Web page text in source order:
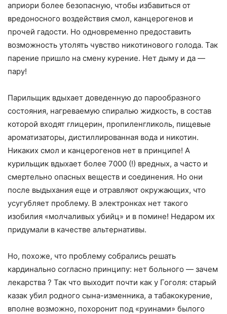
априори более безопасную, чтобы избавиться от
вредоносного воздействия смол, канцерогенов и
прочей гадости. Но одновременно предоставить
возможность утолять чувство никотинового голода. Так
парение пришло на смену курение. Нет дыму и да —
пару!
Парильщик вдыхает доведенную до парообразного
состояния, нагреваемую спиралью жидкость, в состав
которой входят глицерин, пропиленгликоль, пищевые
ароматизаторы, дистиллированная вода и никотин.
Никаких смол и канцерогенов нет в принципе! А
курильщик вдыхает более 7000 (!) вредных, а часто и
смертельно опасных веществ и соединения. Но они
после выдыхания еще и отравляют окружающих, что
усугубляет проблему. В электронках нет такого
изобилия «молчаливых убийц» и в помине! Недаром их
придумали в качестве альтернативы.
Но, похоже, что проблему собрались решать
кардинально согласно принципу: нет больного — зачем
лекарства ? Так что выходит почти как у Гоголя: старый
казак убил родного сына-изменника, а табакокурение,
вполне возможно, похоронит под «руинами» былого